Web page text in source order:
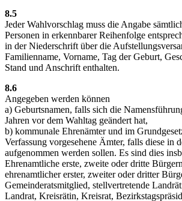
8.5
Jeder Wahlvorschlag muss die Angabe
Personen in erkennbarer Reihenfolge
in der Niederschrift über die
Familienname, Vorname, Tag der Geburt,
Stand und Anschrift enthalten.
8.6
Angegeben werden können
a) Geburtsnamen, falls sich die
Jahren vor dem Wahltag geändert hat,
b) kommunale Ehrenämter und im
Verfassung vorgesehene Ämter, falls diese in
aufgenommen werden sollen. Es sind dies
Ehrenamtliche erste, zweite oder dritte
ehrenamtlicher erster, zweiter oder dritter
Gemeinderatsmitglied, stellvertretende
Landrat, Kreisrätin, Kreisrat,